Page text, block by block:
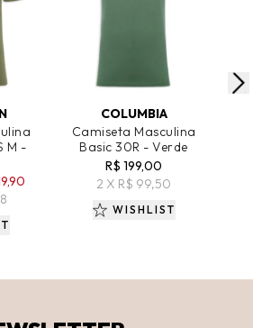
M -
ADICIONAR AO CARRINHO
COLUMBIA
Camiseta Masculina
Basic 30R - Verde
R$ 199,00
2 X R$ 99,50
WISHLIST